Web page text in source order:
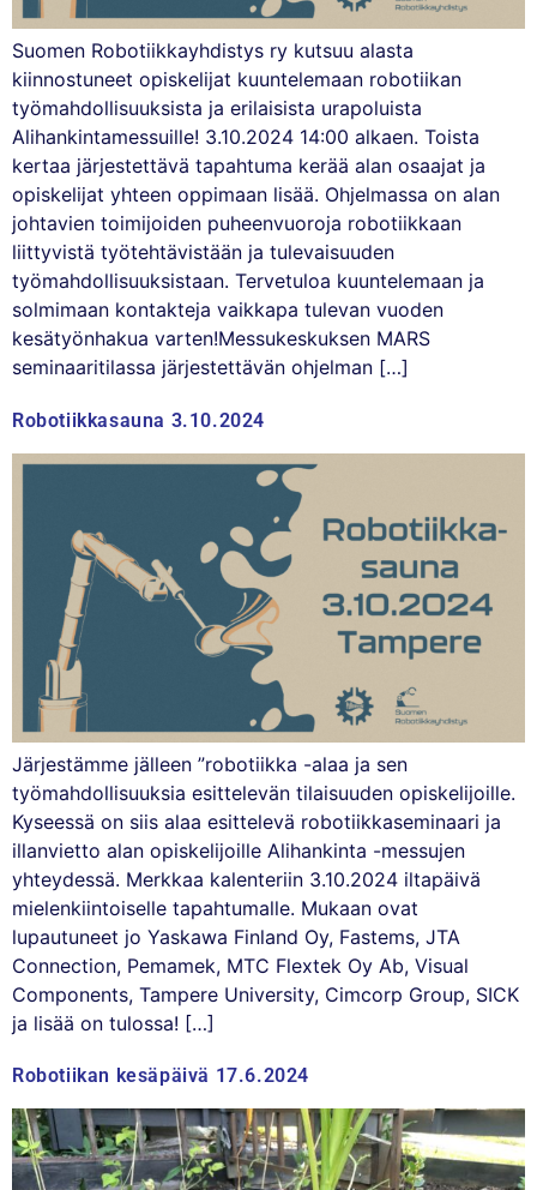
Suomen Robotiikkayhdistys ry kutsuu alasta
kiinnostuneet opiskelijat kuuntelemaan robotiikan
työmahdollisuuksista ja erilaisista urapoluista
Alihankintamessuille! 3.10.2024 14:00 alkaen. Toista
kertaa järjestettävä tapahtuma kerää alan osaajat ja
opiskelijat yhteen oppimaan lisää. Ohjelmassa on alan
johtavien toimijoiden puheenvuoroja robotiikkaan
liittyvistä työtehtävistään ja tulevaisuuden
työmahdollisuuksistaan. Tervetuloa kuuntelemaan ja
solmimaan kontakteja vaikkapa tulevan vuoden
kesätyönhakua varten!Messukeskuksen MARS
seminaaritilassa järjestettävän ohjelman […]
Robotiikkasauna 3.10.2024
Järjestämme jälleen ”robotiikka -alaa ja sen
työmahdollisuuksia esittelevän tilaisuuden opiskelijoille.
Kyseessä on siis alaa esittelevä robotiikkaseminaari ja
illanvietto alan opiskelijoille Alihankinta -messujen
yhteydessä. Merkkaa kalenteriin 3.10.2024 iltapäivä
mielenkiintoiselle tapahtumalle. Mukaan ovat
lupautuneet jo Yaskawa Finland Oy, Fastems, JTA
Connection, Pemamek, MTC Flextek Oy Ab, Visual
Components, Tampere University, Cimcorp Group, SICK
ja lisää on tulossa! […]
Robotiikan kesäpäivä 17.6.2024